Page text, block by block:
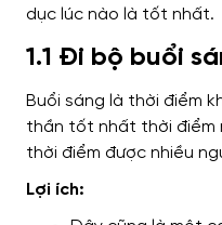
dục lúc nào là tốt nhất.
1.1 Đi bộ buổi
Buổi sáng là thời điểm
thần tốt nhất thời điểm
thời điểm được nhiều
Lợi ích: